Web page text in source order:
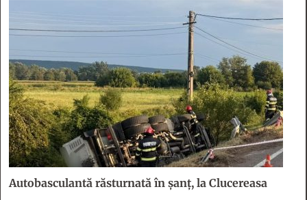
Autobasculantă răsturnată în șanț, la Clucereasa